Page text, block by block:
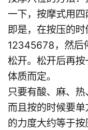
一下，按摩式用
即是，在按压的
12345678，然后
松开。松开后再
体质而定。
只要有酸、麻、
而且按的时候要
的力度大约等于